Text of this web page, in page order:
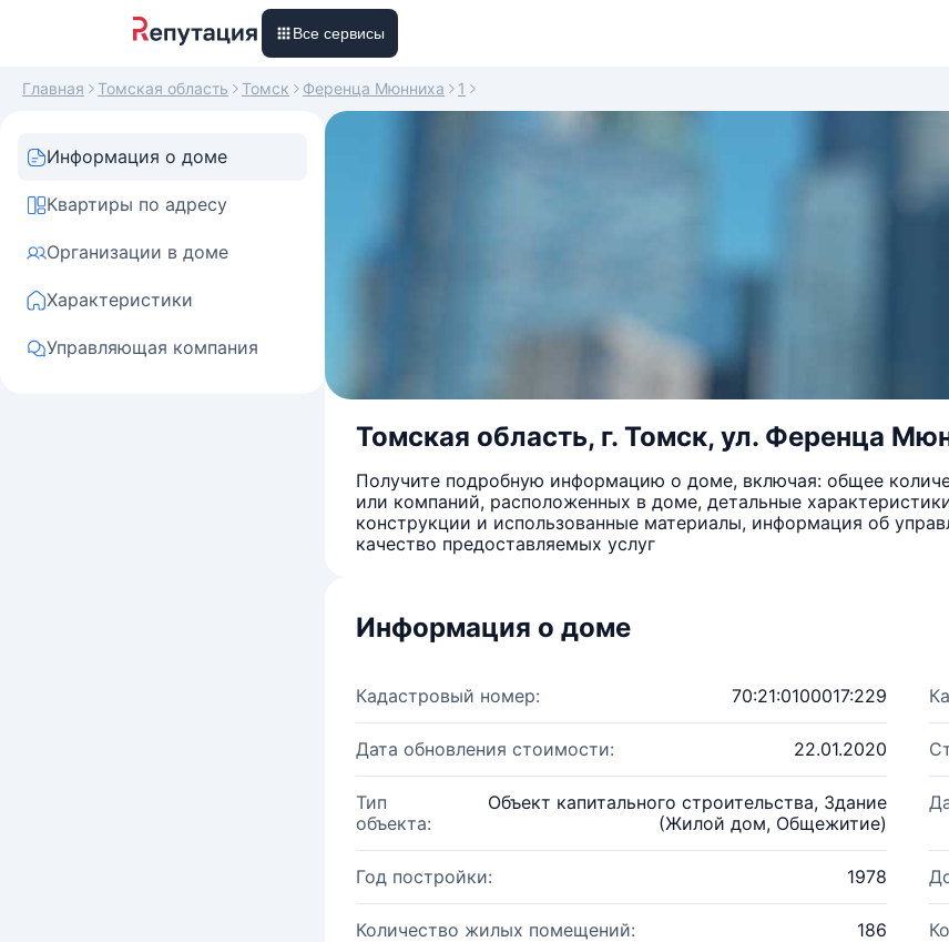
Все сервисы
Главная Томская область Томск Ференца Мюнниха 1
Информация о доме
Квартиры по адресу
Организации в доме
Характеристики
Управляющая компания
Томская область, г. Томск, ул. Ференца
Получите подробную информацию о доме, включая: общее
или компаний, расположенных в доме, детальные
конструкции и использованные материалы, информация об
качество предоставляемых услуг
Информация о доме
Кадастровый номер: 70:21:0100017:229
Дата обновления стоимости: 22.01.2020
Тип
объекта:
Объект капитального строительства, Здание
(Жилой дом, Общежитие)
Год постройки: 1978
Количество жилых помещений: 186